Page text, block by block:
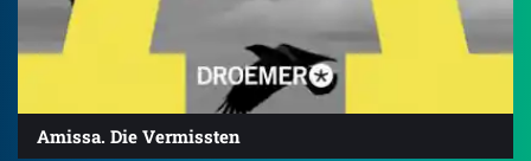
Amissa. Die Vermissten